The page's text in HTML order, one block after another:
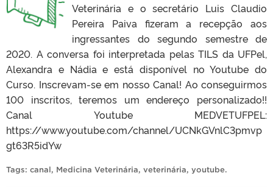
Veterinária e o secretário Luis Claudio
Pereira Paiva fizeram a recepção aos
ingressantes do segundo semestre de
2020. A conversa foi interpretada pelas TILS da UFPel,
Alexandra e Nádia e está disponível no Youtube do
Curso. Inscrevam-se em nosso Canal! Ao conseguirmos
100 inscritos, teremos um endereço personalizado!!
Canal Youtube MEDVETUFPEL:
https://www.youtube.com/channel/UCNkGVnlC3pmvp
gt63R5idYw
Tags: canal, Medicina Veterinária, veterinária, youtube.